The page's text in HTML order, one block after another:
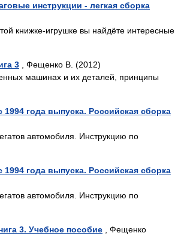
инструкции - легкая сборка
книжке-игрушке вы найдёте интересные
3 , Фещенко В. (2012)
машинах и их деталей, принципы
года выпуска. Российская сборка
автомобиля. Инструкцию по
года выпуска. Российская сборка
автомобиля. Инструкцию по
3. Учебное пособие , Фещенко